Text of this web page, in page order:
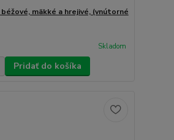
mäkké a hrejivé, (vnútorné
Skladom
Pridať do košíka